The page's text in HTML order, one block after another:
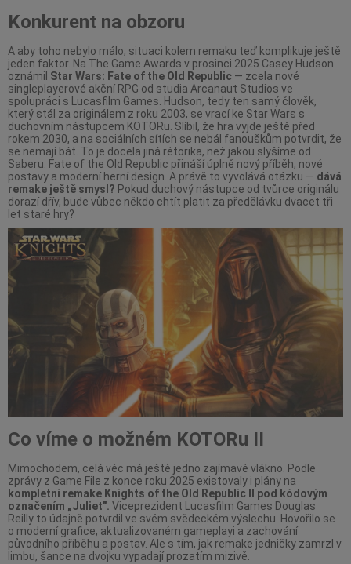
Konkurent na obzoru
A aby toho nebylo málo, situaci kolem remaku teď komplikuje ještě
jeden faktor. Na The Game Awards v prosinci 2025 Casey Hudson
oznámil Star Wars: Fate of the Old Republic — zcela nové
singleplayerové akční RPG od studia Arcanaut Studios ve
spolupráci s Lucasfilm Games. Hudson, tedy ten samý člověk,
který stál za originálem z roku 2003, se vrací ke Star Wars s
duchovním nástupcem KOTORu. Slíbil, že hra vyjde ještě před
rokem 2030, a na sociálních sítích se nebál fanouškům potvrdit, že
se nemají bát. To je docela jiná rétorika, než jakou slyšíme od
Saberu. Fate of the Old Republic přináší úplně nový příběh, nové
postavy a moderní herní design. A právě to vyvolává otázku — dává
remake ještě smysl? Pokud duchový nástupce od tvůrce originálu
dorazí dřív, bude vůbec někdo chtít platit za předělávku dvacet tři
let staré hry?
Co víme o možném KOTORu II
Mimochodem, celá věc má ještě jedno zajímavé vlákno. Podle
zprávy z Game File z konce roku 2025 existovaly i plány na
kompletní remake Knights of the Old Republic II pod kódovým
označením „Juliet". Viceprezident Lucasfilm Games Douglas
Reilly to údajně potvrdil ve svém svědeckém výslechu. Hovořilo se
o moderní grafice, aktualizovaném gameplayi a zachování
původního příběhu a postav. Ale s tím, jak remake jedničky zamrzl v
limbu, šance na dvojku vypadají prozatím mizivě.